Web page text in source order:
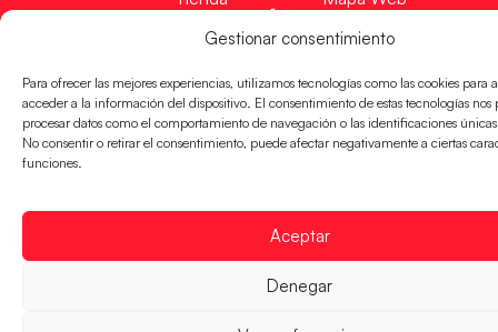
Gestionar consentimiento
Para ofrecer las mejores experiencias, utilizamos tecnologías como las cookies para
acceder a la información del dispositivo. El consentimiento de estas tecnologías nos
procesar datos como el comportamiento de navegación o las identificaciones únicas
No consentir o retirar el consentimiento, puede afectar negativamente a ciertas
funciones.
Aceptar
Denegar
CONTACTO
SÍGUENOS
EN
FINANCIADO
RFEBM © 2024. Todos los derechos reservados –
Desarrollado por